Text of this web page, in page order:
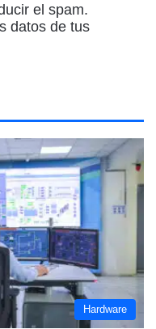
el spam.
datos de tus
Hardware